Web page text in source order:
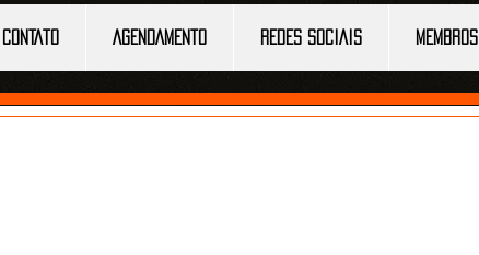
CONTATO AGENDAMENTO REDES SOCIAIS MEMBROS